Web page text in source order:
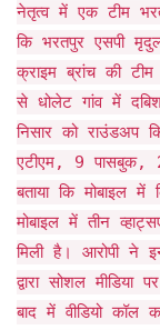
नेतृत्व में एक टीम
कि भरतपुर एसपी
क्राइम ब्रांच की
से धोलेट गांव में
निसार को राउंडअप
एटीएम, 9 पासबुक,
बताया कि मोबाइल
मोबाइल में तीन
मिली है। आरोपी ने
द्वारा सोशल
बाद में वीडियो कॉल